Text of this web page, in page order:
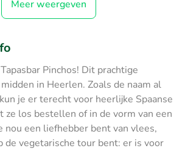
Meer weergeven
Pinchos! Dit prachtige
in Heerlen. Zoals de naam al
je er terecht voor heerlijke Spaanse
ze los bestellen of in de vorm van een
nou een liefhebber bent van vlees,
de vegetarische tour bent: er is voor